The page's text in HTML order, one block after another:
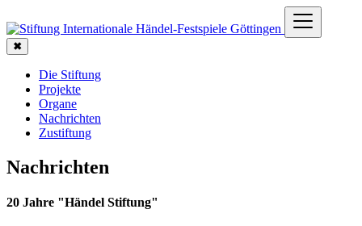
✖
Die Stiftung
Projekte
Organe
Nachrichten
Zustiftung
Nachrichten
20 Jahre "Händel Stiftung"